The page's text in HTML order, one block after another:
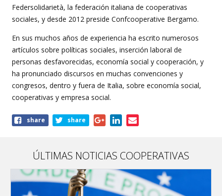
Federsolidarietà, la federación italiana de cooperativas
sociales, y desde 2012 preside Confcooperative Bergamo.
En sus muchos años de experiencia ha escrito numerosos
artículos sobre políticas sociales, inserción laboral de
personas desfavorecidas, economía social y cooperación, y
ha pronunciado discursos en muchas convenciones y
congresos, dentro y fuera de Italia, sobre economía social,
cooperativas y empresa social.
Shareshare share
ÚLTIMAS NOTICIAS COOPERATIVAS